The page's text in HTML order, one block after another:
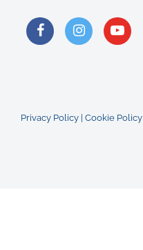
Privacy Policy Cookie Policy